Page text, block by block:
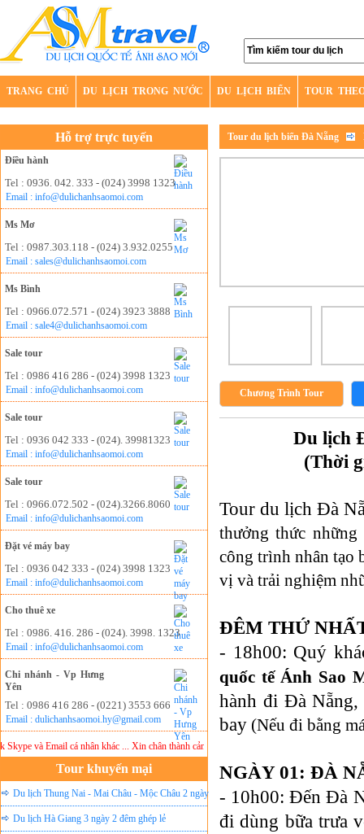
TRANG CHỦ DU LỊCH TRONG NƯỚC DU LỊCH BIỂN TOUR
Hỗ trợ trực tuyến
Điều hành
Tel : 0936. 042. 333 - (024) 3998 1323
Email : info@dulichanhsaomoi.com
Ms Mơ
Tel : 0987.303.118 - (024) 3.932.0255
Email : sales@dulichanhsaomoi.com
Ms Bình
Tel : 0966.072.571 - (024) 3923 3888
Email : sale4@dulichanhsaomoi.com
Sale tour
Tel : 0986 416 286 - (024) 3998 1323
Email : info@dulichanhsaomoi.com
Sale tour
Tel : 0936 042 333 - (024). 39981323
Email : info@dulichanhsaomoi.com
Sale tour
Tel : 0966.072.502 - (024).3266.8060
Email : info@dulichanhsaomoi.com
Đặt vé máy bay
Tel : 0936 042 333 - (024) 3998 1323
Email : info@dulichanhsaomoi.com
Cho thuê xe
Tel : 0986. 416. 286 - (024). 3998. 1323
Email : info@dulichanhsaomoi.com
Chi nhánh - Vp Hưng
Yên
Tel : 0986 416 286 - (0221) 3553 666
Email : dulichanhsaomoi.hy@gmail.com
và Email cá nhân khác ... Xin chân thành cảm ơn!
Tour khuyến mại
Du lịch Thung Nai - Mai Châu - Mộc Châu 2 ngày
ghép lẻ
Du lịch Hà Giang 3 ngày 2 đêm ghép lẻ
Tour du lịch biển Đà Nẵng
Chương Trình Tour
Du lịch
(Thời
Tourdu lịch Đà
thưởng thức
công trình nhân tạo
vị và trải nghiệm
ĐÊM THỨ
- 18h00: Quý
quốc tế Ánh Sao
hành đi Đà Nẵng,
bay (Nếu đi bằng
NGÀY 01: ĐÀ
- 10h00: Đến Đà
đi dùng bữa trưa